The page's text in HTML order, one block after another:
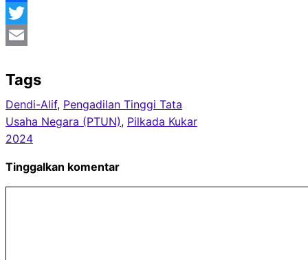
Facebook
Twitter
Tags
Dendi-Alif, Pengadilan Tinggi Tata
Usaha Negara (PTUN), Pilkada Kukar
2024
Tinggalkan komentar